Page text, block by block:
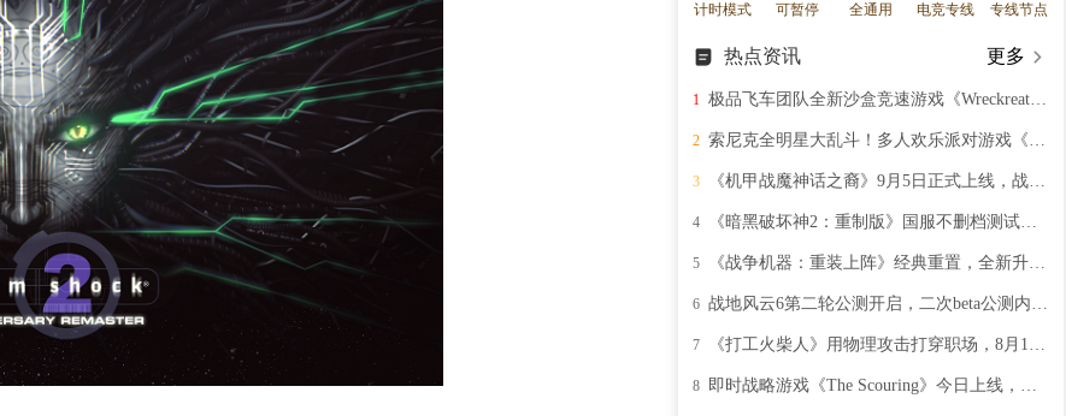
计时模式
可暂停
全通用
电竞专线
专线节点
热点资讯 更多
1 极品飞车团队全新沙盒竞速游戏《Wreckreation》，400平方公里的超大开放世界竞速驰骋！
2 索尼克全明星大乱斗！多人欢乐派对游戏《Sonic Rumble》11月5日登陆Steam
3 《机甲战魔神话之裔》9月5日正式上线，战争开始机甲出击
4 《暗黑破坏神2：重制版》国服不删档测试开启：经典重生，暗黑再临
5 《战争机器：重装上阵》经典重置，全新升级带来视听盛宴
6 战地风云6第二轮公测开启，二次beta公测内容详情介绍
7 《打工火柴人》用物理攻击打穿职场，8月19日Steam开启血腥晋升之路
8 即时战略游戏《The Scouring》今日上线，终极RTS创造无限可能